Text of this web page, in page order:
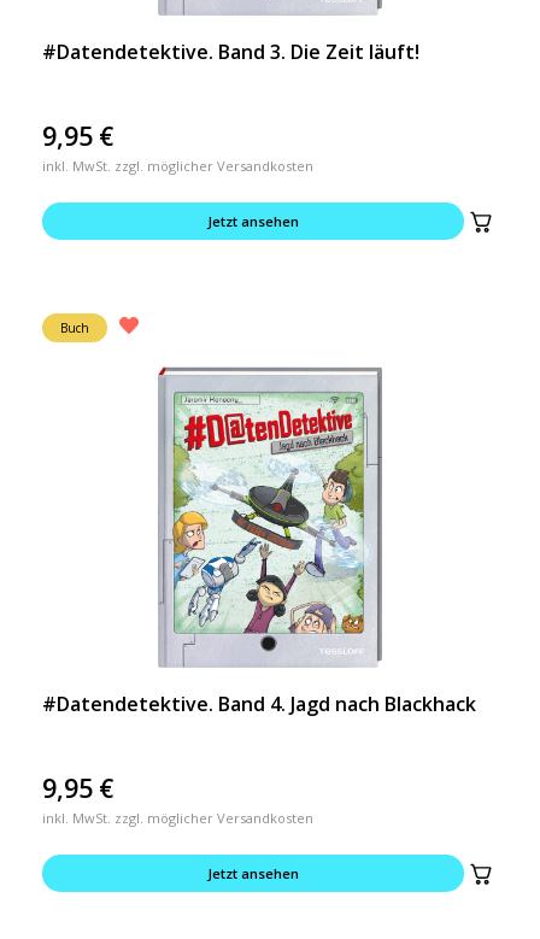
#Datendetektive. Band 3. Die Zeit läuft!
9,95 €
inkl. MwSt. zzgl. möglicher Versandkosten
Jetzt ansehen
Buch
#Datendetektive. Band 4. Jagd nach Blackhack
9,95 €
inkl. MwSt. zzgl. möglicher Versandkosten
Jetzt ansehen